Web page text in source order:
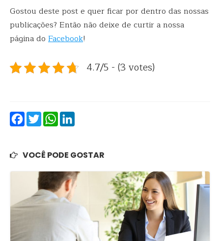
Gostou deste post e quer ficar por dentro das nossas
publicações? Então não deixe de curtir a nossa
página do Facebook!
4.7/5 - (3 votes)
FacebookTwitterWhatsApp
VOCÊ PODE GOSTAR